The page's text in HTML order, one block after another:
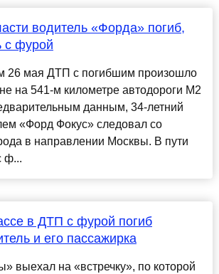
водитель «Форда» погиб,
с фурой
26 мая ДТП с погибшим произошло
на 541-м километре автодороги М2
данным, 34-летний
«Форд Фокус» следовал со
в направлении Москвы. В пути
ф...
в ДТП с фурой погиб
и его пассажирка
выехал на «встречку», по которой